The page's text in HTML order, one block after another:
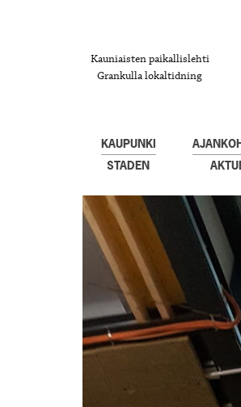
Kauniaisten paikallislehti
Grankulla lokaltidning
KAUPUNKI
STADEN